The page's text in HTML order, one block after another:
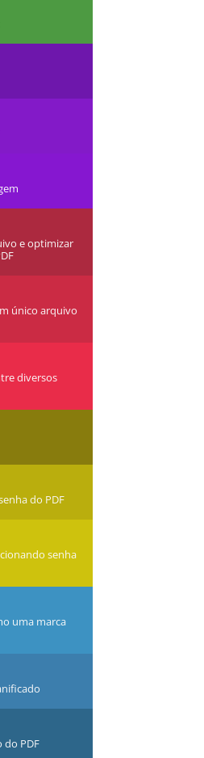
e optimizar
único arquivo
diversos
do PDF
senha
uma marca
do PDF